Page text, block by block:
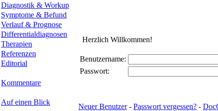
Diagnostik & Workup
Symptome & Befund
Verlauf & Prognose
Differentialdiagnosen
Therapien
Referenzen
Editorial
Kommentare
Auf einen Blick
Herzlich Willkommen!
Benutzername:
Passwort:
Neuer Benutzer- Passwort vergessen? -